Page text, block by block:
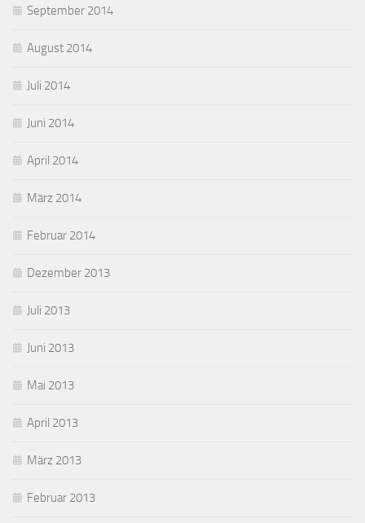
September 2014
August 2014
Juli 2014
Juni 2014
April 2014
März 2014
Februar 2014
Dezember 2013
Juli 2013
Juni 2013
Mai 2013
April 2013
März 2013
Februar 2013